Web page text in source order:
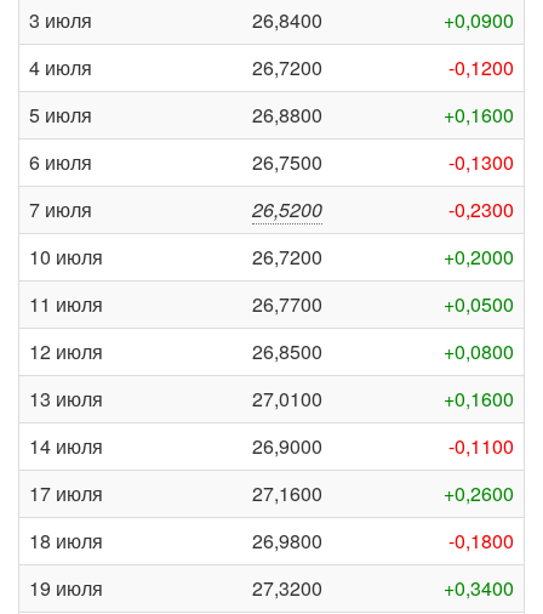
3 июля 26,8400
+0,0900
4 июля
26,7200
-0,1200
5 июля
26,8800
+0,1600
6 июля
26,7500
-0,1300
7 июля
26,5200
-0,2300
10 июля
26,7200
+0,2000
11 июля
26,7700
+0,0500
12 июля
26,8500
+0,0800
13 июля
27,0100
+0,1600
14 июля
26,9000
-0,1100
17 июля
27,1600
+0,2600
18 июля
26,9800
-0,1800
19 июля
27,3200
+0,3400